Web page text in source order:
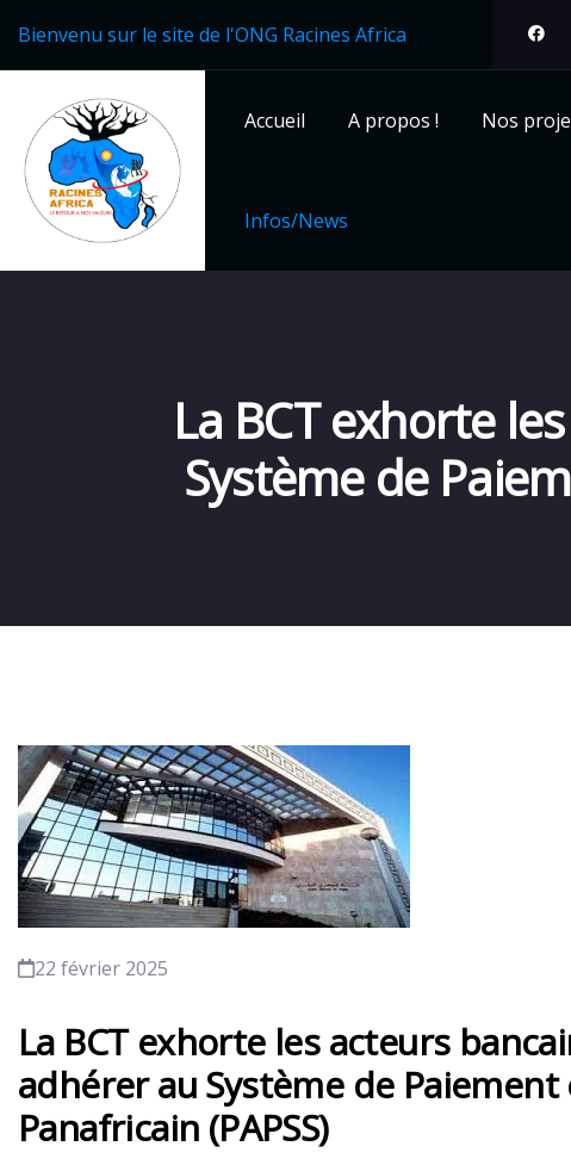
Bienvenu sur le site de l'ONG Racines Africa
Accueil A propos ! Nos
Infos/News
La BCT exhorte
Système de
22 février 2025
La BCT exhorte les acteurs
adhérer au Système de
Panafricain (PAPSS)